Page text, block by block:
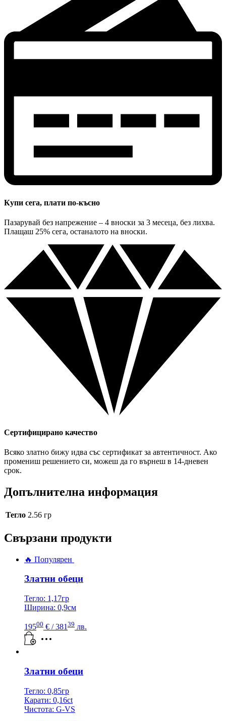
Купи сега, плати по-късно
Пазарувай без напрежение – 4 вноски за 3 месеца, без лихва.
Плащаш 25% сега, останалото на вноски.
Сертифицирано качество
Всяко златно бижу идва със сертификат за автентичност. Ако
промениш решението си, можеш да го върнеш в 14-дневен
срок.
Допълнителна информация
Тегло 2.56 гр
Свързани продукти
🔥 Популярен
Златни обеци
Тегло: 1,17гр
Ширина: 0,9см
19500 € / 38139 лв.
Златни обеци
Тегло: 0,85гр
Карати: 0,16ct
Чистота: G-VS